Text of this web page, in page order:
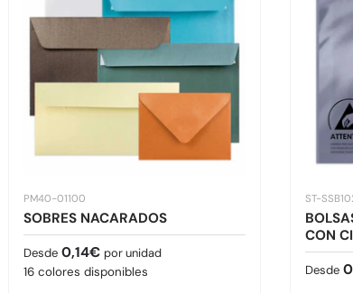
PM40-01100
SOBRES NACARADOS
Precio normal
Desde 0,14€ por unidad
16 colores disponibles
ST-
CON
Precio
Desde